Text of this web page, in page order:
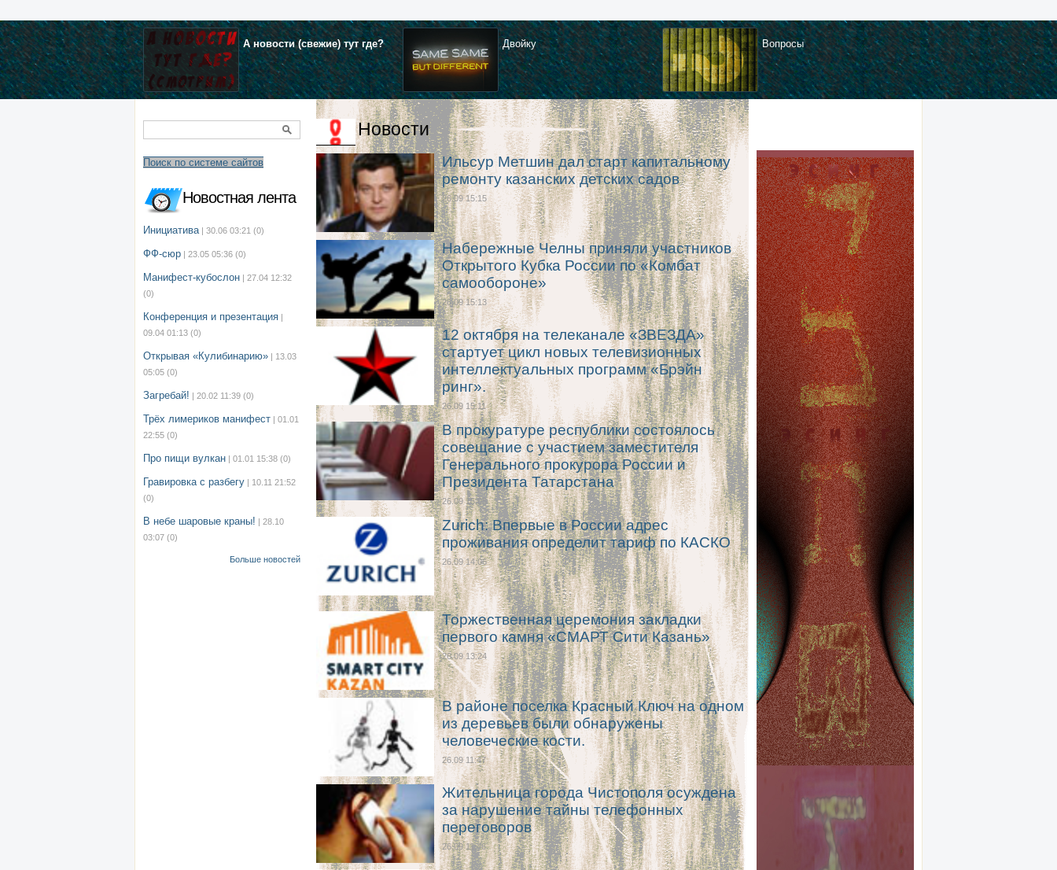
А новости (свежие) тут где? Двойку Вопросы
Поиск по системе сайтов
Новостная лента
Инициатива | 30.06 03:21 (0)
ФФ-сюр | 23.05 05:36 (0)
Манифест-кубослон | 27.04 12:32
(0)
Конференция и презентация |
09.04 01:13 (0)
Открывая «Кулибинарию» | 13.03
05:05 (0)
Загребай! | 20.02 11:39 (0)
Трёх лимериков манифест | 01.01
22:55 (0)
Про пищи вулкан | 01.01 15:38 (0)
Гравировка с разбегу | 10.11 21:52
(0)
В небе шаровые краны! | 28.10
03:07 (0)
Больше новостей
Новости
Ильсур Метшин дал старт капитальному
ремонту казанских детских садов
26.09 15:15
Набережные Челны приняли участников
Открытого Кубка России по «Комбат
самообороне»
26.09 15:13
12 октября на телеканале «ЗВЕЗДА»
стартует цикл новых телевизионных
интеллектуальных программ «Брэйн
ринг».
26.09 15:11
В прокуратуре республики состоялось
совещание с участием заместителя
Генерального прокурора России и
Президента Татарстана
26.09 15:05
Zurich: Впервые в России адрес
проживания определит тариф по КАСКО
26.09 14:06
Торжественная церемония закладки
первого камня «СМАРТ Сити Казань»
26.09 13:24
В районе поселка Красный Ключ на одном
из деревьев были обнаружены
человеческие кости.
26.09 11:47
Жительница города Чистополя осуждена
за нарушение тайны телефонных
переговоров
26.09 11:46